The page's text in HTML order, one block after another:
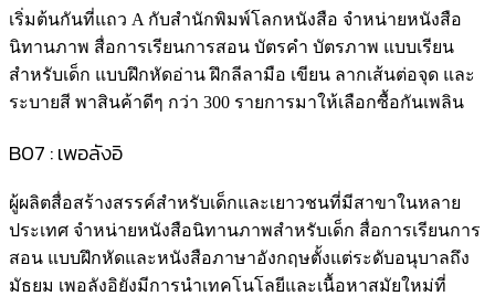
เริ่มต้นกันที่แถว A กับสำนักพิมพ์โลกหนังสือ จำหน่ายหนังสือ
นิทานภาพ สื่อการเรียนการสอน บัตรคำ บัตรภาพ แบบเรียน
สำหรับเด็ก แบบฝึกหัดอ่าน ฝึกลีลามือ เขียน ลากเส้นต่อจุด และ
ระบายสี พาสินค้าดีๆ กว่า 300 รายการมาให้เลือกซื้อกันเพลิน
B07 : เพอลังอิ
ผู้ผลิตสื่อสร้างสรรค์สำหรับเด็กและเยาวชนที่มีสาขาในหลาย
ประเทศ จำหน่ายหนังสือนิทานภาพสำหรับเด็ก สื่อการเรียนการ
สอน แบบฝึกหัดและหนังสือภาษาอังกฤษตั้งแต่ระดับอนุบาลถึง
มัธยม เพอลังอิยังมีการนำเทคโนโลยีและเนื้อหาสมัยใหม่ที่